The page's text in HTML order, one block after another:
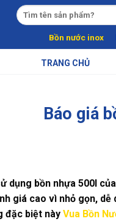
Bồn nước inox
TRANG CHỦ
Báo giá
dụng bồn nhựa 500l
giá cao vì nhỏ gọn,
đặc biệt này Vua Bồn